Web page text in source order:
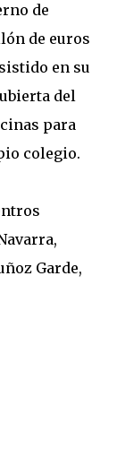
de
de euros
en su
del
para
colegio.
Garde,